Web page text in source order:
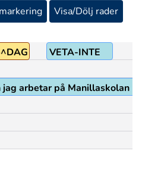
Visa/Dölj rader
VETA-INTE
arbetar på Manillaskolan